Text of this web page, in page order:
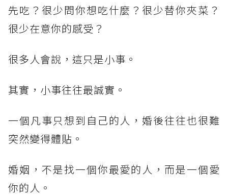
先吃？很少問你想吃什麼？很少替你夾菜？
很少在意你的感受？
很多人會說，這只是小事。
其實，小事往往最誠實。
一個凡事只想到自己的人，婚後往往也很難
突然變得體貼。
婚姻，不是找一個你最愛的人，而是一個愛
你的人。